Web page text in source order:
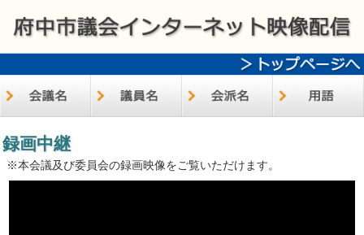
録画中継
※本会議及び委員会の録画映像をご覧いただけます。